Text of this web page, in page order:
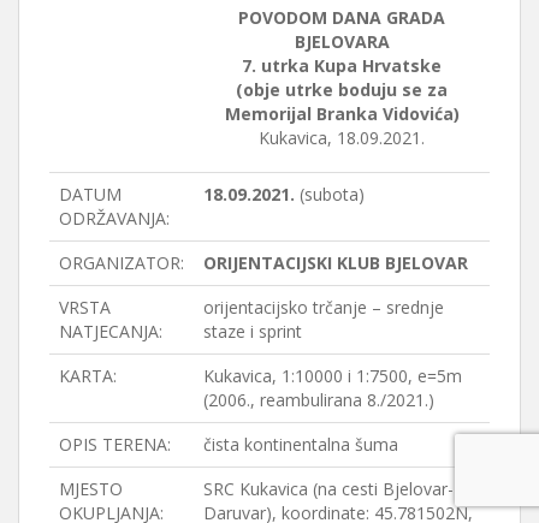
POVODOM DANA GRADA
BJELOVARA
7. utrka Kupa Hrvatske
(obje utrke boduju se za
Memorijal Branka Vidovića)
Kukavica, 18.09.2021.
DATUM
ODRŽAVANJA:
18.09.2021. (subota)
ORGANIZATOR:
ORIJENTACIJSKI KLUB BJELOVAR
VRSTA
NATJECANJA:
orijentacijsko trčanje – srednje
staze i sprint
KARTA:
Kukavica, 1:10000 i 1:7500, e=5m
(2006., reambulirana 8./2021.)
OPIS TERENA:
čista kontinentalna šuma
MJESTO
OKUPLJANJA:
SRC Kukavica (na cesti Bjelovar-
Daruvar), koordinate: 45.781502N,